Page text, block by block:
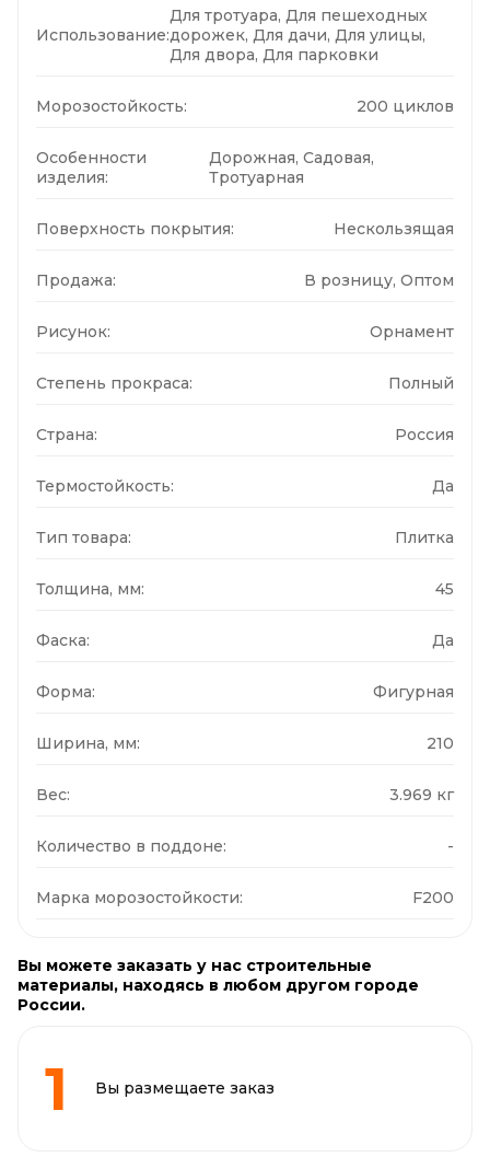
Использование:
Для тротуара, Для пешеходных
дорожек, Для дачи, Для улицы,
Для двора, Для парковки
Морозостойкость: 200 циклов
Особенности
изделия:
Дорожная, Садовая,
Тротуарная
Поверхность покрытия: Нескользящая
Продажа: В розницу, Оптом
Рисунок: Орнамент
Степень прокраса: Полный
Страна: Россия
Термостойкость: Да
Тип товара: Плитка
Толщина, мм: 45
Фаска: Да
Форма: Фигурная
Ширина, мм: 210
Вес: 3.969 кг
Количество в поддоне: -
Марка морозостойкости: F200
Вы можете заказать у нас строительные
материалы, находясь в любом другом городе
России.
Вы размещаете заказ